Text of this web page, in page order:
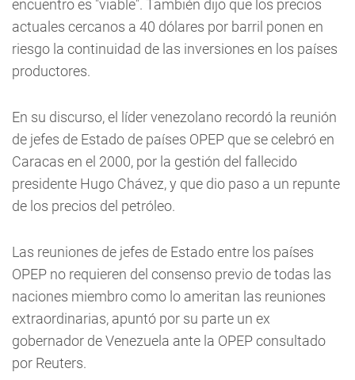
encuentro es "viable". También dijo que los precios
actuales cercanos a 40 dólares por barril ponen en
riesgo la continuidad de las inversiones en los países
productores.
En su discurso, el líder venezolano recordó la reunión
de jefes de Estado de países OPEP que se celebró en
Caracas en el 2000, por la gestión del fallecido
presidente Hugo Chávez, y que dio paso a un repunte
de los precios del petróleo.
Las reuniones de jefes de Estado entre los países
OPEP no requieren del consenso previo de todas las
naciones miembro como lo ameritan las reuniones
extraordinarias, apuntó por su parte un ex
gobernador de Venezuela ante la OPEP consultado
por Reuters.